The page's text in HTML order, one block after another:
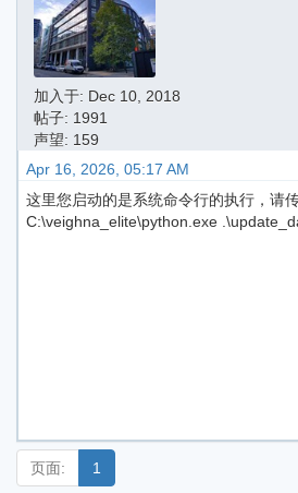
加入于: Dec 10, 2018
帖子: 1991
声望: 159
Apr 16, 2026, 05:17 AM
这里您启动的是系统命令行的执行，请
C:\veighna_elite\python.exe
页面: 1